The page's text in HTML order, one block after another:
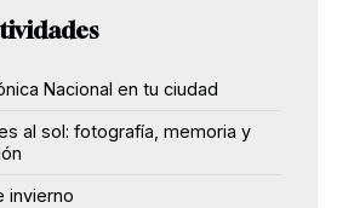
Nacional en tu ciudad
al sol: fotografía, memoria y
invierno